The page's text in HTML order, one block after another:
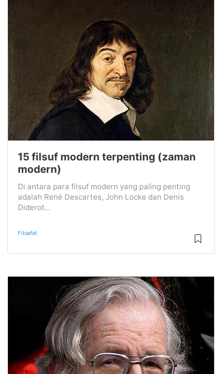
15 filsuf modern terpenting (zaman
modern)
Di antara para filsuf modern yang paling penting
adalah René Descartes, John Locke dan Denis
Diderot...
Filsafat